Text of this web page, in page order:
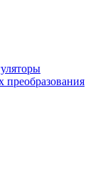
преобразования